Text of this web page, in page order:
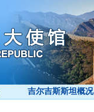
吉尔吉斯斯坦概况